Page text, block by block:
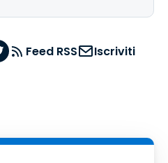
Feed RSS Iscriviti